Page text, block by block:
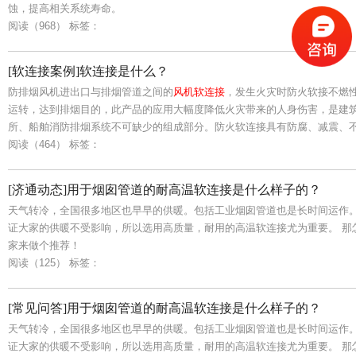
蚀，提高相关系统寿命。
阅读（968） 标签：
[软连接案例]软连接是什么？
防排烟风机进出口与排烟管道之间的风机软连接 ，发生火灾时防火软接不
运转，达到排烟目的，此产品的应用大幅度降低火灾带来的人身伤害，是建
所、船舶消防排烟系统不可缺少的组成部分。防火软连接具有防腐、减震、
阅读（464） 标签：
[济通动态]用于烟囱管道的耐高温软连接是什么样子的？
天气转冷，全国很多地区也早早的供暖。包括工业烟囱管道也是长时间运作
证大家的供暖不受影响，所以选用高质量，耐用的高温软连接尤为重要。
家来做个推荐！
阅读（125） 标签：
[常见问答]用于烟囱管道的耐高温软连接是什么样子的？
天气转冷，全国很多地区也早早的供暖。包括工业烟囱管道也是长时间运作
证大家的供暖不受影响，所以选用高质量，耐用的高温软连接尤为重要。